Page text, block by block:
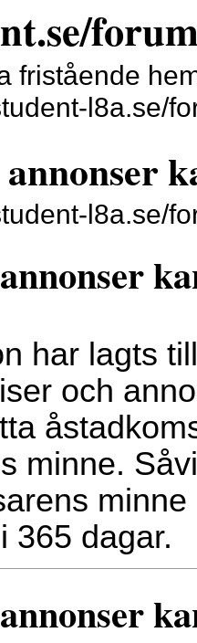
fristående
l8a.se/
l8a.se/
har lagts
och
minne.
365 dagar.